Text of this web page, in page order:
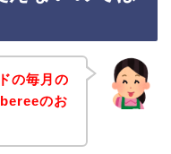
の毎月の
のお